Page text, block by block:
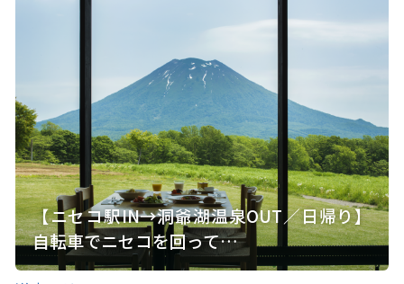
【ニセコ駅IN→洞爺湖温泉OUT／日帰り】
自転車でニセコを回って…